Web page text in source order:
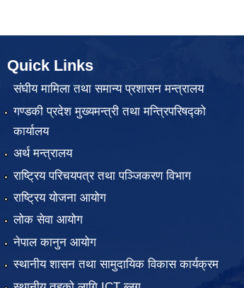
Quick Links
संघीय मामिला तथा समान्य प्रशासन मन्त्रालय
गण्डकी प्रदेश मुख्यमन्त्री तथा मन्त्रिपरिषद्को
कार्यालय
अर्थ मन्त्रालय
राष्ट्रिय परिचयपत्र तथा पञ्जिकरण विभाग
राष्ट्रिय योजना आयोग
लोक सेवा आयोग
नेपाल कानुन आयोग
स्थानीय शासन तथा सामुदायिक विकास कार्यक्रम